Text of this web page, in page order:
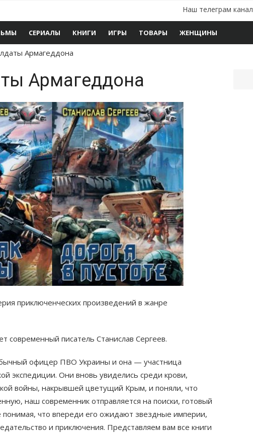
Наш телеграм канал
СЕРИАЛЫ КНИГИ ИГРЫ ТОВАРЫ ЖЕНЩИНЫ
Армагеддона
Армагеддона
приключенческих произведений в жанре
современный писатель Станислав Сергеев.
офицер ПВО Украины и она — участница
экспедиции. Они вновь увиделись среди крови,
войны, накрывшей цветущий Крым, и поняли, что
наш современник отправляется на поиски, готовый
понимая, что впереди его ожидают звездные империи,
и приключения. Представляем вам все книги